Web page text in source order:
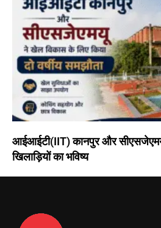
आईआईटी(IIT) कानपुर और
खिलाड़ियों का भविष्य